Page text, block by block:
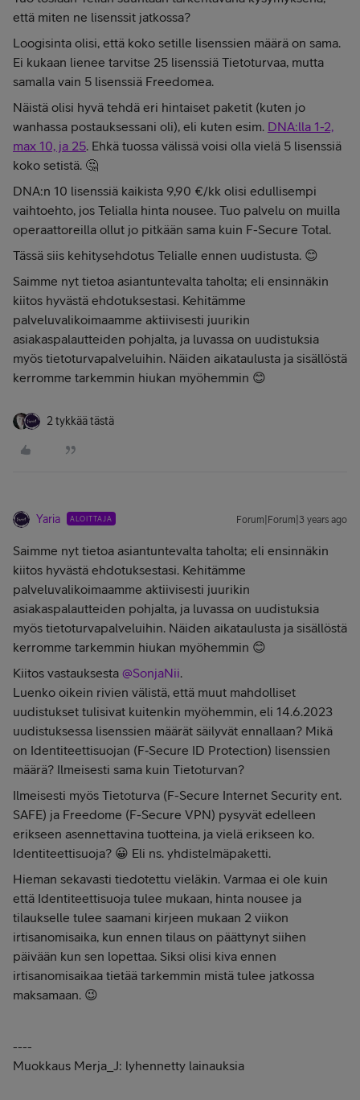
että miten ne lisenssit jatkossa?
Loogisinta olisi, että koko setille lisenssien määrä on sama.
Ei kukaan lienee tarvitse 25 lisenssiä Tietoturvaa, mutta
samalla vain 5 lisenssiä Freedomea.
Näistä olisi hyvä tehdä eri hintaiset paketit (kuten jo
wanhassa postauksessani oli), eli kuten esim. DNA:lla 1-2,
max 10, ja 25. Ehkä tuossa välissä voisi olla vielä 5 lisenssiä
koko setistä. 🤔
DNA:n 10 lisenssiä kaikista 9,90 €/kk olisi edullisempi
vaihtoehto, jos Telialla hinta nousee. Tuo palvelu on muilla
operaattoreilla ollut jo pitkään sama kuin F-Secure Total.
Tässä siis kehitysehdotus Telialle ennen uudistusta. 😊
Saimme nyt tietoa asiantuntevalta taholta; eli ensinnäkin
kiitos hyvästä ehdotuksestasi. Kehitämme
palveluvalikoimaamme aktiivisesti juurikin
asiakaspalautteiden pohjalta, ja luvassa on uudistuksia
myös tietoturvapalveluihin. Näiden aikataulusta ja sisällöstä
kerromme tarkemmin hiukan myöhemmin 😊
2 tykkää tästä
Yaria ALOITTAJA Forum|Forum|3 years ago
Saimme nyt tietoa asiantuntevalta taholta; eli ensinnäkin
kiitos hyvästä ehdotuksestasi. Kehitämme
palveluvalikoimaamme aktiivisesti juurikin
asiakaspalautteiden pohjalta, ja luvassa on uudistuksia
myös tietoturvapalveluihin. Näiden aikataulusta ja sisällöstä
kerromme tarkemmin hiukan myöhemmin 😊
Kiitos vastauksesta @SonjaNii.
Luenko oikein rivien välistä, että muut mahdolliset
uudistukset tulisivat kuitenkin myöhemmin, eli 14.6.2023
uudistuksessa lisenssien määrät säilyvät ennallaan? Mikä
on Identiteettisuojan (F‑Secure ID Protection) lisenssien
määrä? Ilmeisesti sama kuin Tietoturvan?
Ilmeisesti myös Tietoturva (F-Secure Internet Security ent.
SAFE) ja Freedome (F-Secure VPN) pysyvät edelleen
erikseen asennettavina tuotteina, ja vielä erikseen ko.
Identiteettisuoja? 😀 Eli ns. yhdistelmäpaketti.
Hieman sekavasti tiedotettu vieläkin. Varmaa ei ole kuin
että Identiteettisuoja tulee mukaan, hinta nousee ja
tilaukselle tulee saamani kirjeen mukaan 2 viikon
irtisanomisaika, kun ennen tilaus on päättynyt siihen
päivään kun sen lopettaa. Siksi olisi kiva ennen
irtisanomisaikaa tietää tarkemmin mistä tulee jatkossa
maksamaan. 😉
----
Muokkaus Merja_J: lyhennetty lainauksia